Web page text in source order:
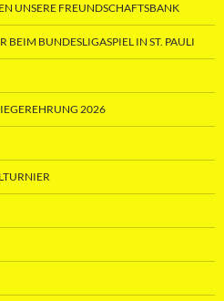
UNSERE FREUNDSCHAFTSBANK
BEIM BUNDESLIGASPIEL IN ST. PAULI
2026